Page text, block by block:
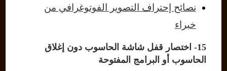
نصائح إحتراف التصوير الفوتوغرافي من
خبراء
15- اختصار قفل شاشة الحاسوب دون إغلاق
الحاسوب أو البرامج المفتوحة